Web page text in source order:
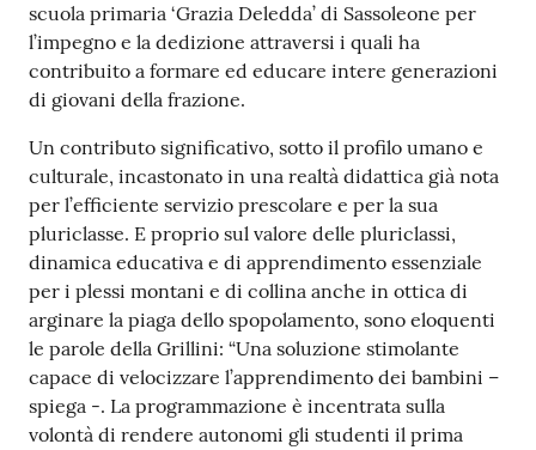
scuola primaria ‘Grazia Deledda’ di Sassoleone per
l’impegno e la dedizione attraversi i quali ha
contribuito a formare ed educare intere generazioni
di giovani della frazione.
Un contributo significativo, sotto il profilo umano e
culturale, incastonato in una realtà didattica già nota
per l’efficiente servizio prescolare e per la sua
pluriclasse. E proprio sul valore delle pluriclassi,
dinamica educativa e di apprendimento essenziale
per i plessi montani e di collina anche in ottica di
arginare la piaga dello spopolamento, sono eloquenti
le parole della Grillini: “Una soluzione stimolante
capace di velocizzare l’apprendimento dei bambini –
spiega -. La programmazione è incentrata sulla
volontà di rendere autonomi gli studenti il prima